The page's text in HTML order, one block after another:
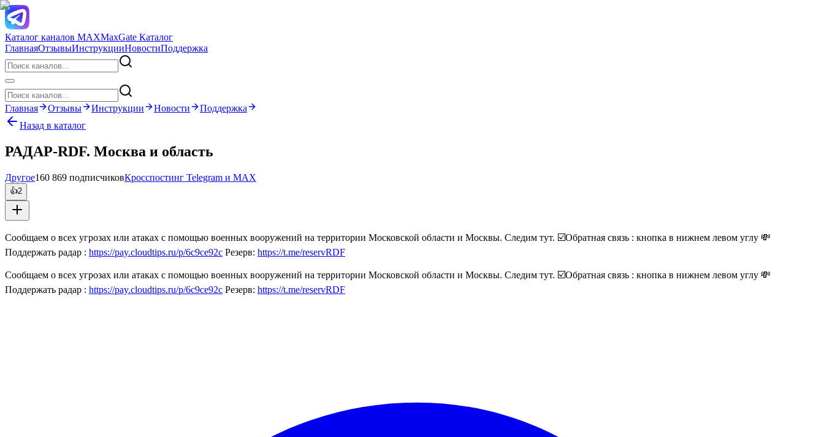
Каталог каналов MAXMaxGate Каталог
ГлавнаяОтзывыИнструкцииНовостиПоддержка
Главная Отзывы Инструкции Новости
Поддержка
Назад в каталог
РАДАР-RDF. Москва и область
Другое160 869 подписчиковКросспостинг Telegram и MAX
👍2
Сообщаем о всех угрозах или атаках с помощью военных вооружений на территории Московской области и Москвы. Следим тут. ☑️Обратная связь : кнопка в нижнем левом углу 💸
Поддержать радар : https://pay.cloudtips.ru/p/6c9ce92c Резерв: https://t.me/reservRDF
Сообщаем о всех угрозах или атаках с помощью военных вооружений на территории Московской области и Москвы. Следим тут. ☑️Обратная связь : кнопка в нижнем левом углу 💸
Поддержать радар : https://pay.cloudtips.ru/p/6c9ce92c Резерв: https://t.me/reservRDF